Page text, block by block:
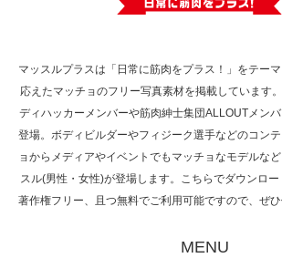
で紹介さ…
た（6/8放送）
マッスルプラスは「日常に筋肉をプラス！」をテー
応えたマッチョのフリー写真素材を掲載しています
ディハッカーメンバーや筋肉紳士集団ALLOUTメン
登場。ボディビルダーやフィジーク選手などのコン
ョからメディアやイベントでもマッチョなモデルな
スル(男性・女性)が登場します。こちらでダウンロ
著作権フリー、且つ無料でご利用可能ですので、ぜひ
MENU